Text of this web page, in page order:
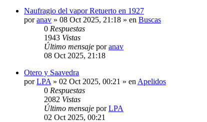
Naufragio del vapor Retuerto en 1927
poranav » 08 Oct 2025, 21:18 » en Buscas
0 Respuestas
1943 Vistas
Último mensaje poranav
08 Oct 2025, 21:18
Otero y Saavedra
porLPA » 02 Oct 2025, 00:21 » en Apelidos
0 Respuestas
2082 Vistas
Último mensaje porLPA
02 Oct 2025, 00:21